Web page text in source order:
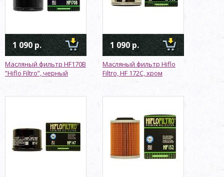
1 090 р.
Масляный фильтр HF170B
”Hiflo Filtro”, черный
1 090 р.
Масляный фильтр Hiflo
Filtro, HF 172C, хром